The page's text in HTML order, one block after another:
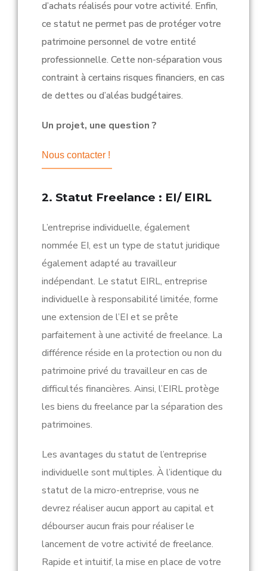
d’achats réalisés pour votre activité. Enfin,
ce statut ne permet pas de protéger votre
patrimoine personnel de votre entité
professionnelle. Cette non-séparation vous
contraint à certains risques financiers, en cas
de dettes ou d’aléas budgétaires.
Un projet, une question ?
Nous contacter !
2. Statut Freelance : EI/ EIRL
L’entreprise individuelle, également
nommée EI, est un type de statut juridique
également adapté au travailleur
indépendant. Le statut EIRL, entreprise
individuelle à responsabilité limitée, forme
une extension de l’EI et se prête
parfaitement à une activité de freelance. La
différence réside en la protection ou non du
patrimoine privé du travailleur en cas de
difficultés financières. Ainsi, l’EIRL protège
les biens du freelance par la séparation des
patrimoines.
Les avantages du statut de l’entreprise
individuelle sont multiples. À l’identique du
statut de la micro-entreprise, vous ne
devrez réaliser aucun apport au capital et
débourser aucun frais pour réaliser le
lancement de votre activité de freelance.
Rapide et intuitif, la mise en place de votre